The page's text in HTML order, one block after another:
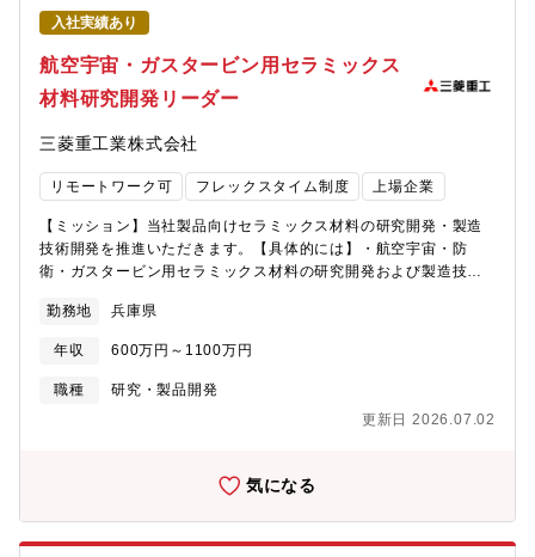
器や装置の研究開発に携わることで、社会に大きなインパクトを
与えることができます。多様な専門分野や部門、パートナー企業
と連携しながら、チームを率いて研究計画の策定から実験・解
析、評価まで幅広く関わることで、技術者としての成長はもちろ
ん、将来的にはプロジェクト全体を統括するリーダーとしてのキ
感と共に、挑戦し続けるあなたをお待ちしています。【働き方】
当室は若手社員が多く、活気ある職場です。経験豊富なベテラン
社員も在籍しており、技術サポートを受けることが出来ます。フ
ンスの向上に務めています。【同社について】・三菱グループの
創業者岩崎彌太郎は政府より工部省長崎造船局を借り受け、長崎
造船所と命名して造船事業を開始したことを契機に1884年に創業
した同社は発電プラントなどの社会インフラ、船舶、航空機など
アリングとものづくりのグローバルリーダーとして、社会を牽引
収益5.0271兆円、当期利益2,454億円等いずれも過去最高値であ
り、NO1重工業メーカーでありながらさらに成長をしておりま
働き方が可能です。・パソナから入社実績が多数あり、選考フロ
入社実績あり
航空宇宙・ガスタービン用セラミックス
材料研究開発リーダー
三菱重工業株式会社
リモートワーク可 フレックスタイム制度 上場企業
【ミッション】当社製品向けセラミックス材料の研究開発・製造
技術開発を推進いただきます。【具体的には】・航空宇宙・防
衛・ガスタービン用セラミックス材料の研究開発および製造技術
価業務の実施・新規材料・製造技術の開発に向けたプロジェクト
マネジメント・製造プロセス技術の確立とスケールアップ、品
質・性能評価の実務推進・国内外の技術動向調査および社内外の
関係部門との連携・調整・研究計画の立案、進捗管理・成果を活
材の力で航空宇宙の未来を創る：世界トップクラスのガスタービ
す。・異業界出身者歓迎：半導体など異分野の知見も活かせるた
め、新しい視点で技術革新に挑戦可能。・自由度の高い研究環
境：利益貢献を前提に、自主的かつ論理的な提案で数千万円以上
の予算獲得が可能。自身の裁量で研究を推進できます。・グロー
勤務地 兵庫県
年収 600万円～1100万円
職種
研究・製品開発
更新日 2026.07.02
気になる